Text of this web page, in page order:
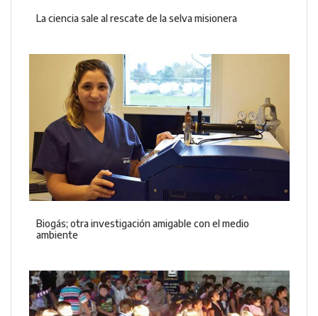
La ciencia sale al rescate de la selva misionera
Biogás; otra investigación amigable con el medio
ambiente